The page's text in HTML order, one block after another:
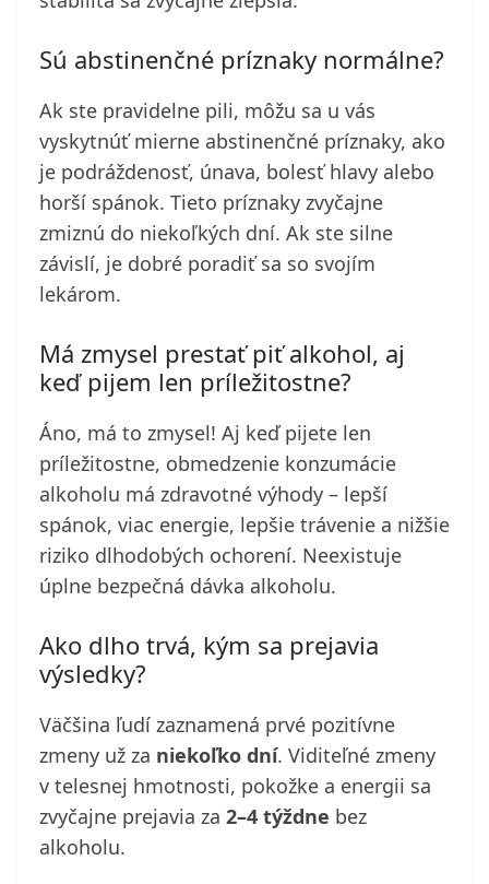
Sú abstinenčné príznaky normálne?
Ak ste pravidelne pili, môžu sa u vás
vyskytnúť mierne abstinenčné príznaky, ako
je podráždenosť, únava, bolesť hlavy alebo
horší spánok. Tieto príznaky zvyčajne
zmiznú do niekoľkých dní. Ak ste silne
závislí, je dobré poradiť sa so svojím
lekárom.
Má zmysel prestať piť alkohol, aj
keď pijem len príležitostne?
Áno, má to zmysel! Aj keď pijete len
príležitostne, obmedzenie konzumácie
alkoholu má zdravotné výhody – lepší
spánok, viac energie, lepšie trávenie a nižšie
riziko dlhodobých ochorení. Neexistuje
úplne bezpečná dávka alkoholu.
Ako dlho trvá, kým sa prejavia
výsledky?
Väčšina ľudí zaznamená prvé pozitívne
zmeny už za niekoľko dní. Viditeľné zmeny
v telesnej hmotnosti, pokožke a energii sa
zvyčajne prejavia za 2–4 týždne bez
alkoholu.